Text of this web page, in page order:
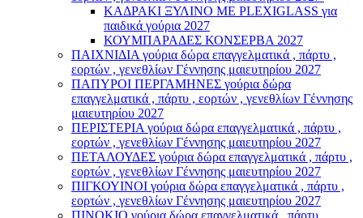
ΚΑΔΡΑΚΙ ΞΥΛΙΝΟ ΜΕ PLEXIGLASS για
παιδικά γούρια 2027
ΚΟΥΜΠΑΡΑΔΕΣ ΚΟΝΣΕΡΒΑ 2027
ΠΑΙΧΝΙΔΙΑ γούρια δώρα επαγγελματικά , πάρτυ ,
εορτών , γενεθλίων Γέννησης μαιευτηρίου 2027
ΠΑΠΥΡΟΙ ΠΕΡΓΑΜΗΝΕΣ γούρια δώρα
επαγγελματικά , πάρτυ , εορτών , γενεθλίων Γέννησης
μαιευτηρίου 2027
ΠΕΡΙΣΤΕΡΙΑ γούρια δώρα επαγγελματικά , πάρτυ ,
εορτών , γενεθλίων Γέννησης μαιευτηρίου 2027
ΠΕΤΑΛΟΥΔΕΣ γούρια δώρα επαγγελματικά , πάρτυ ,
εορτών , γενεθλίων Γέννησης μαιευτηρίου 2027
ΠΙΓΚΟΥΙΝΟΙ γούρια δώρα επαγγελματικά , πάρτυ ,
εορτών , γενεθλίων Γέννησης μαιευτηρίου 2027
ΠΙΝΟΚΙΟ γούρια δώρα επαγγελματικά , πάρτυ ,